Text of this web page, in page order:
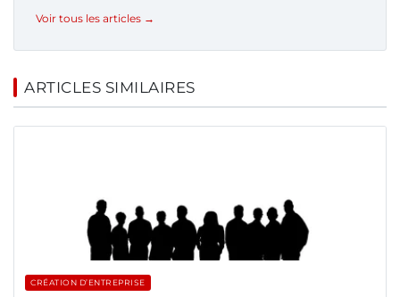
Voir tous les articles →
ARTICLES SIMILAIRES
CRÉATION D’ENTREPRISE